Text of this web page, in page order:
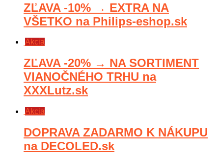
ZĽAVA -10% → EXTRA NA
VŠETKO na Philips-eshop.sk
Akcia
ZĽAVA -20% → NA SORTIMENT
VIANOČNÉHO TRHU na
XXXLutz.sk
Akcia
DOPRAVA ZADARMO K NÁKUPU
na DECOLED.sk